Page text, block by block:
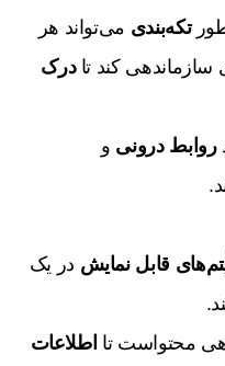
تکه‌بندی می‌تواند هر
کند تادرک
روابط درونی و
قابل نمایش در یک
محتواست تا اطلاعات